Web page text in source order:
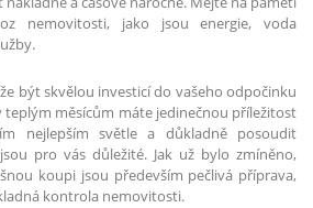
nemovitosti, jako jsou energie, voda
být skvělou investicí do vašeho odpočinku
teplým měsícům máte jedinečnou příležitost
nejlepším světle a důkladně posoudit
pro vás důležité. Jak už bylo zmíněno,
koupi jsou především pečlivá příprava,
kontrola nemovitosti.